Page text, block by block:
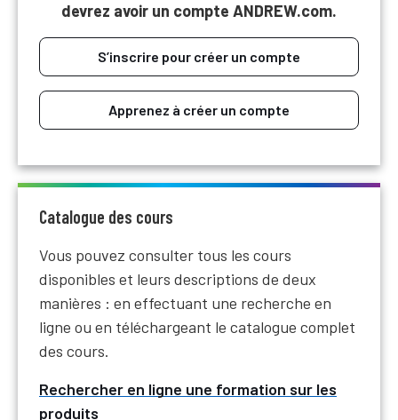
devrez avoir un compte ANDREW.com.
S’inscrire pour créer un compte
Apprenez à créer un compte
Catalogue des cours
Vous pouvez consulter tous les cours
disponibles et leurs descriptions de deux
manières : en effectuant une recherche en
ligne ou en téléchargeant le catalogue complet
des cours.
Rechercher en ligne une formation sur les
produits